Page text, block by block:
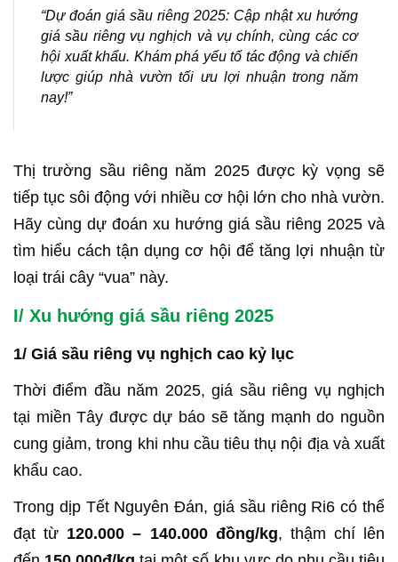
“Dự đoán giá sầu riêng 2025: Cập nhật xu hướng
giá sầu riêng vụ nghịch và vụ chính, cùng các cơ
hội xuất khẩu. Khám phá yếu tố tác động và chiến
lược giúp nhà vườn tối ưu lợi nhuận trong năm
nay!”
Thị trường sầu riêng năm 2025 được kỳ vọng sẽ
tiếp tục sôi động với nhiều cơ hội lớn cho nhà vườn.
Hãy cùng dự đoán xu hướng giá sầu riêng 2025 và
tìm hiểu cách tận dụng cơ hội để tăng lợi nhuận từ
loại trái cây “vua” này.
I/ Xu hướng giá sầu riêng 2025
1/ Giá sầu riêng vụ nghịch cao kỷ lục
Thời điểm đầu năm 2025, giá sầu riêng vụ nghịch
tại miền Tây được dự báo sẽ tăng mạnh do nguồn
cung giảm, trong khi nhu cầu tiêu thụ nội địa và xuất
khẩu cao.
Trong dịp Tết Nguyên Đán, giá sầu riêng Ri6 có thể
đạt từ 120.000 – 140.000 đồng/kg, thậm chí lên